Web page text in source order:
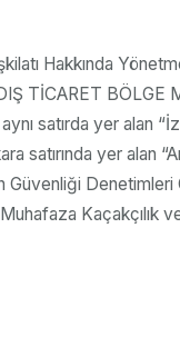
Hakkında
TİCARET BÖLGE
satırda yer alan
yer alan
Denetimleri
Kaçakçılık